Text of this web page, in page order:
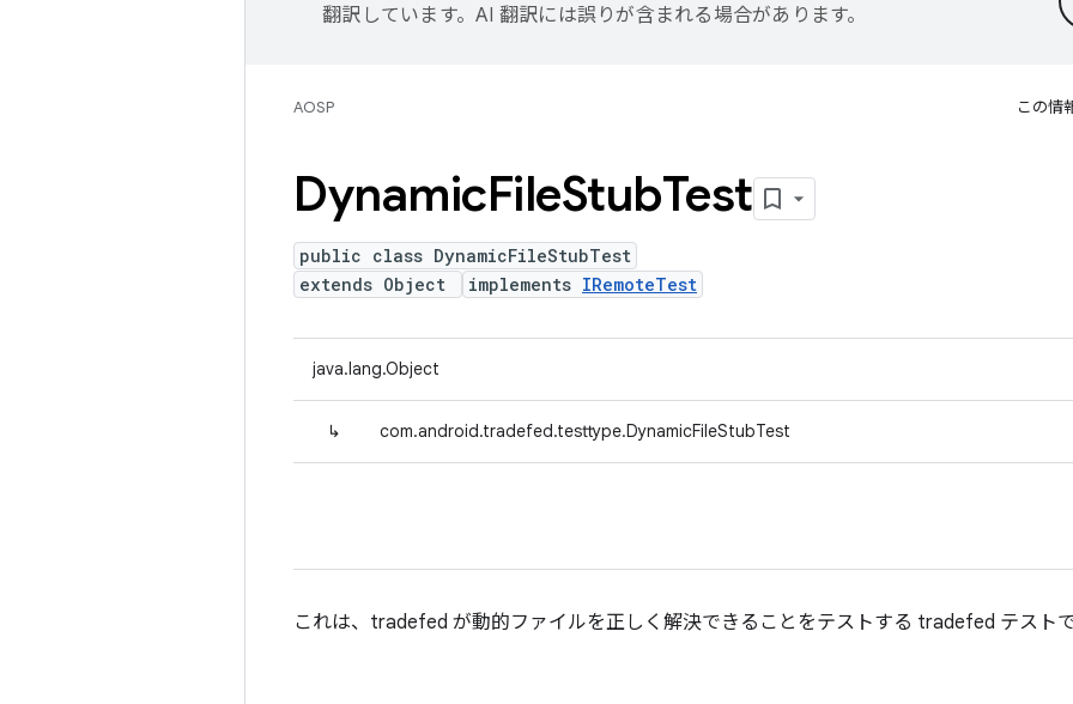
翻訳しています。AI 翻訳には誤りが含まれる場合があります。
AOSP この情
DynamicFileStubTest
public class DynamicFileStubTest
extends Object
implements IRemoteTest
java.lang.Object
↳ com.android.tradefed.testtype.DynamicFileStubTest
これは、tradefed が動的ファイルを正しく解決できることをテストする tradefed テスト